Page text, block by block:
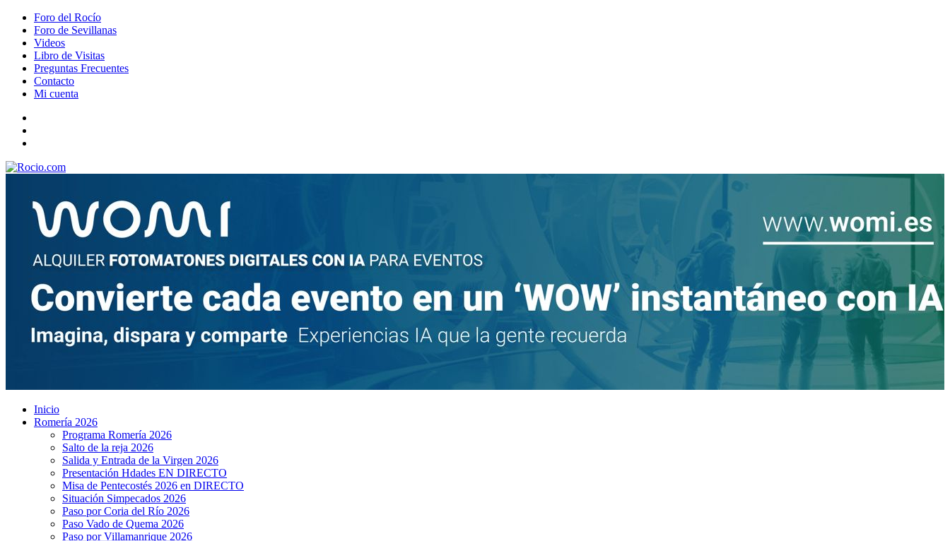
Foro del Rocío
Foro de Sevillanas
Videos
Libro de Visitas
Preguntas Frecuentes
Contacto
Mi cuenta
Inicio
Romería 2026
Programa Romería 2026
Salto de la reja 2026
Salida y Entrada de la Virgen 2026
Presentación Hdades EN DIRECTO
Misa de Pentecostés 2026 en DIRECTO
Situación Simpecados 2026
Paso por Coria del Río 2026
Paso Vado de Quema 2026
Paso por Villamanrique 2026